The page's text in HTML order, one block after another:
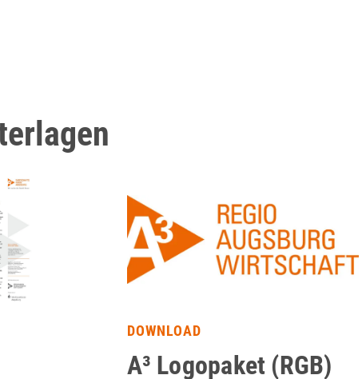
DOWNLOAD
A³ Logopaket (RGB)